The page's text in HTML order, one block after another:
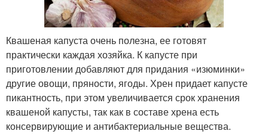
Квашеная капуста очень полезна, ее готовят
практически каждая хозяйка. К капусте при
приготовлении добавляют для придания «изюминки»
другие овощи, пряности, ягоды. Хрен придает капусте
пикантность, при этом увеличивается срок хранения
квашеной капусты, так как в составе хрена есть
консервирующие и антибактериальные вещества.